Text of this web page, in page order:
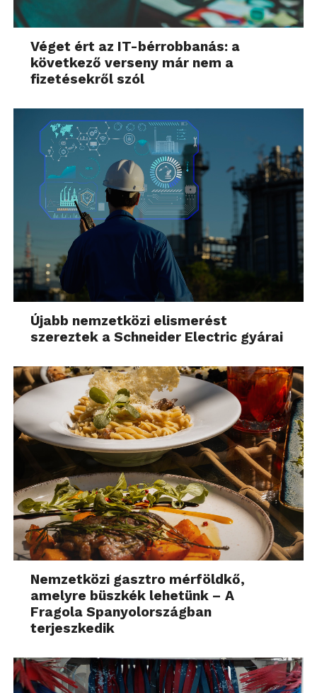
Véget ért az IT-bérrobbanás: a
következő verseny már nem a
fizetésekről szól
Újabb nemzetközi elismerést
szereztek a Schneider Electric gyárai
Nemzetközi gasztro mérföldkő,
amelyre büszkék lehetünk – A
Fragola Spanyolországban
terjeszkedik